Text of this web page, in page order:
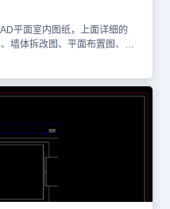
平面室内图纸，上面详细的
墙体拆改图、平面布置图、电
面积的测量。以下为您截图了
学习资料参考，请勿用于商